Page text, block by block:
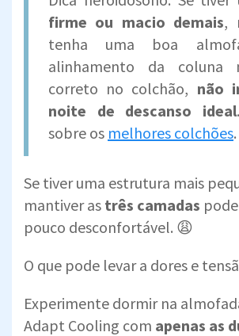
firme ou macio demais,
tenha uma boa
alinhamento da coluna
correto no colchão, não
noite de descanso ideal
sobre os melhores colchões.
Se tiver uma estrutura mais
mantiver as três camadas
pouco desconfortável. 😩
O que pode levar a dores e
Experimente dormir na
Adapt Cooling com apenas as